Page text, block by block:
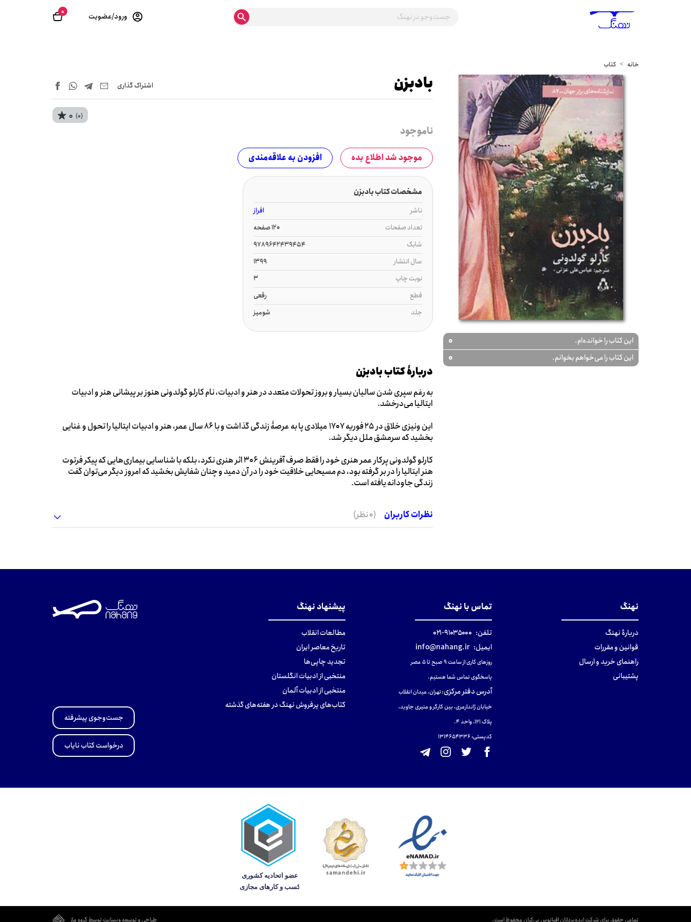
0 ورود/عضویت
خانه کتاب
این کتاب را خوانده‌ام. 0
این کتاب را می‌خواهم بخوانم. 0
بادبزن اشتراک‌ گذاری
0 (0)
ناموجود
موجود شد اطلاع بده افزودن به علاقه‌مندی
مشخصات کتاب بادبزن
ناشر
افراز
تعداد صفحات
120 صفحه
شابک
9789642439454
سال انتشار
1399
نوبت چاپ
3
قطع
رقعی
جلد
شومیز
دربارۀ کتاب بادبزن
به رغم سپری شدن سالیان بسیار و بروز تحولات متعدد در هنر و ادبیات، نام کارلو گولدونی هنوز بر پیشانی هنر و ادبیات
ایتالیا می‌درخشد.
این ونیزی خلاق در 25 فوریه‌ ‎ 1707 میلادی پا به عرصۀ زندگی گذاشت و با 86 سال عمر، هنر و ادبیات ایتالیا را تحول و غنایی
بخشید که سرمشق ملل دیگر شد.
کارلو گولدونی پرکار عمر هنری خود را فقط صرف آفرینش 306 اثر هنری نکرد، بلکه با شناسایی بیماری‌هایی که پیکر فرتوت
هنر ایتالیا را در بر گرفته بود، دم مسیحایی خلاقیت خود را در آن دمید و چنان شفایش بخشید که امروز دیگر می‌توان گفت
زندگی جاودانه یافته است.
نظرات کاربران (0 نظر)
نهنگ
دربارهٔ نهنگ
قوانین و مقررات
راهنمای خرید و ارسال
پشتیبانی
تماس با نهنگ
تلفن: ۹۱۰۳۵۰۰۰-۰۲۱
ایمیل: info@nahang.ir
روزهای کاری از ساعت ۹ صبح تا ۵ عصر
پاسخگوی تماس شما هستیم.
آدرس دفتر مرکزی:تهران، میدان انقلاب
خیابان ژاندارمری، بین کارگر و منیری جاوید،
پلاک 121، واحد ۴.
کدپستی: 131465433۶
پیشنهاد نهنگ
مطالعات انقلاب
تاریخ معاصر ایران
تجدید چاپی‌ها
منتخبی از ادبیات انگلستان
منتخبی از ادبیات آلمان
کتاب‌های پرفروش نهنگ در هفته‌های گذشته
جست‌وجوی پیشرفته
درخواست کتاب نایاب
تمامی حقوق برای شرکت ایده‌پردازان اقیانوس بی‌کران محفوظ است. طراحی و توسعه وبسایت توسط گروه ماز